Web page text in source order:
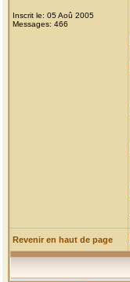
Inscrit le: 05 Aoû 2005
Messages: 466
Revenir en haut de page